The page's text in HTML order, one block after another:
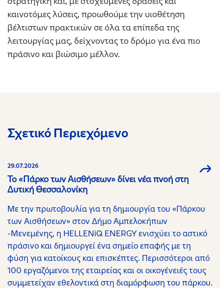
καινοτόμες λύσεις, προωθούμε την υιοθέτηση
βέλτιστων πρακτικών σε όλα τα επίπεδα της
λειτουργίας μας, δείχνοντας το δρόμο για ένα πιο
πράσινο και βιώσιμο μέλλον.
Σχετικό Περιεχόμενο
29.07.2026
Το «Πάρκο των Αισθήσεων» δίνει νέα πνοή στη
Δυτική Θεσσαλονίκη
Με την πρωτοβουλία για τη δημιουργία του «Πάρκου
των Αισθήσεων» στον Δήμο Αμπελοκήπων
-Μενεμένης, η HELLENiQ ENERGY ενισχύει το αστικό
πράσινο και δημιουργεί ένα σημείο επαφής με τη
φύση για κατοίκους και επισκέπτες. Περισσότεροι από
100 εργαζόμενοι της εταιρείας και οι οικογένειές τους
συμμετείχαν εθελοντικά στη διαμόρφωση του πάρκου.